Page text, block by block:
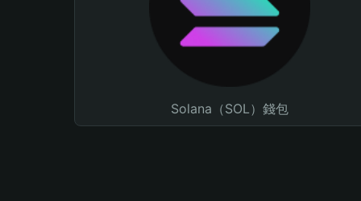
Solana（SOL）錢包